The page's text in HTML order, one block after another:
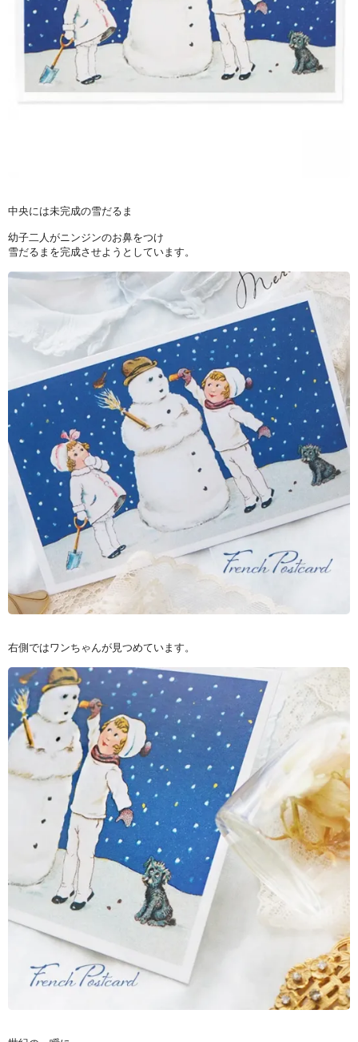
中央には未完成の雪だるま
幼子二人がニンジンのお鼻をつけ
雪だるまを完成させようとしています。
右側ではワンちゃんが見つめています。